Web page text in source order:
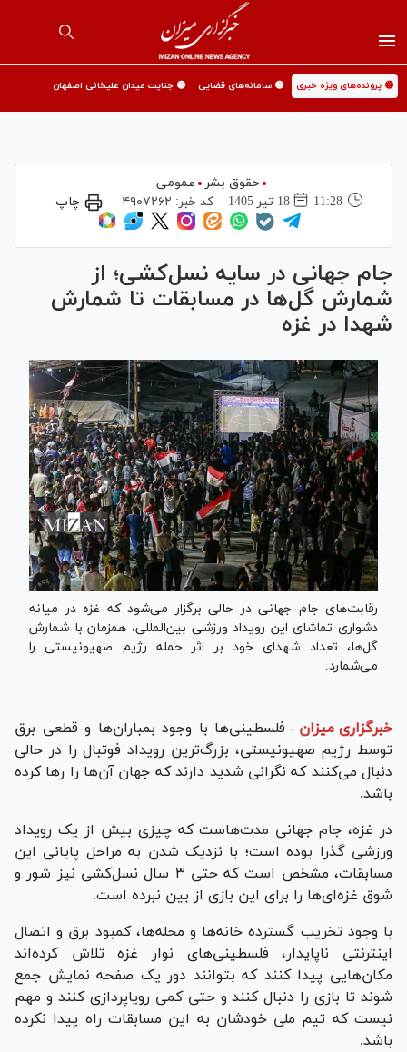
🟡 پرونده‌های ویژه خبری 🟡 سامانه‌های قضایی 🟡 جنایت میدان علیخانی اصفهان
حقوق بشر
عمومی
11:28
18 تير 1405 کد خبر: ۴۹۰۷۲۶۲ چاپ
جام جهانی در سایه نسل‌کشی؛ از
شمارش گل‌ها در مسابقات تا شمارش
شهدا در غزه
رقابت‌های جام جهانی در حالی برگزار می‌شود که غزه در میانه
دشواری تماشای این رویداد ورزشی بین‌المللی، همزمان با شمارش
گل‌ها، تعداد شهدای خود بر اثر حمله رژیم صهیونیستی را
می‌شمارد.
خبرگزاری میزان - فلسطینی‌ها با وجود بمباران‌ها و قطعی برق
توسط رژیم صهیونیستی، بزرگ‌ترین رویداد فوتبال را در حالی
دنبال می‌کنند که نگرانی شدید دارند که جهان آن‌ها را رها کرده
باشد.
در غزه، جام جهانی مدت‌هاست که چیزی بیش از یک رویداد
ورزشی گذرا بوده است؛ با نزدیک شدن به مراحل پایانی این
مسابقات، مشخص است که حتی ۳ سال نسل‌کشی نیز شور و
شوق غزه‌ای‌ها را برای این بازی از بین نبرده است.
با وجود تخریب گسترده خانه‌ها و محله‌ها، کمبود برق و اتصال
اینترنتی ناپایدار، فلسطینی‌های نوار غزه تلاش کرده‌اند
مکان‌هایی پیدا کنند که بتوانند دور یک صفحه نمایش جمع
شوند تا بازی را دنبال کنند و حتی کمی رویاپردازی کنند و مهم
نیست که تیم ملی خودشان به این مسابقات راه پیدا نکرده
باشد.